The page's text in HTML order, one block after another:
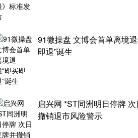
91微操盘 文博会首单离境
即退”诞生
启兴网 *ST同洲明日停牌
撤销退市风险警示